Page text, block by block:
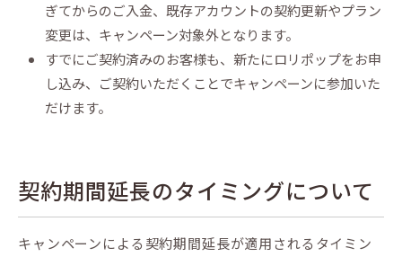
ぎてからのご入金、既存アカウントの契約更新やプラン
変更は、キャンペーン対象外となります。
すでにご契約済みのお客様も、新たにロリポップをお申
し込み、ご契約いただくことでキャンペーンに参加いた
だけます。
契約期間延長のタイミングについて
キャンペーンによる契約期間延長が適用されるタイミン